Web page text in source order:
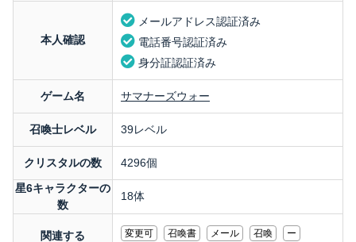
本人確認
メールアドレス認証済み
電話番号認証済み
身分証認証済み
ゲーム名 サマナーズウォー
召喚士レベル 39レベル
クリスタルの数
4296個
星6キャラクターの
数
18体
関連する 変更可 召喚書 メール 召喚 ー